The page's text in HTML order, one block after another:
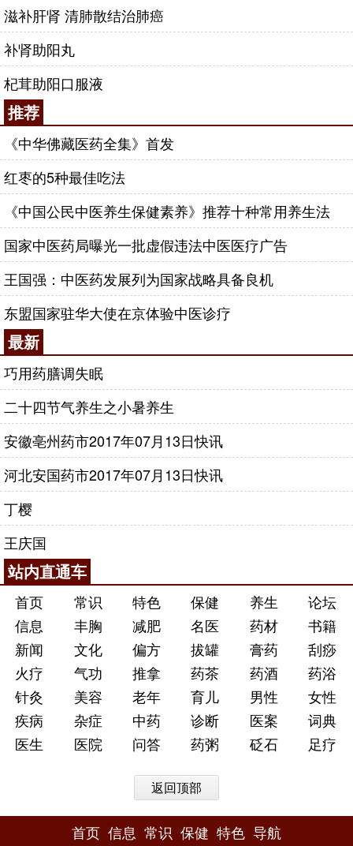
滋补肝肾 清肺散结治肺癌
补肾助阳丸
杞茸助阳口服液
推荐
《中华佛藏医药全集》首发
红枣的5种最佳吃法
《中国公民中医养生保健素养》推荐十种常用养生法
国家中医药局曝光一批虚假违法中医医疗广告
王国强：中医药发展列为国家战略具备良机
东盟国家驻华大使在京体验中医诊疗
最新
巧用药膳调失眠
二十四节气养生之小暑养生
安徽亳州药市2017年07月13日快讯
河北安国药市2017年07月13日快讯
丁樱
王庆国
站内直通车
首页 常识 特色 保健 养生
论坛
信息
丰胸 减肥 名医 药材
书籍
新闻
文化 偏方 拔罐 膏药
刮痧
火疗
气功 推拿 药茶 药酒
药浴
针灸
美容 老年 育儿 男性
女性
疾病
杂症 中药 诊断 医案
词典
医生
医院 问答 药粥 砭石 足疗
返回顶部
首页 信息 常识 保健 特色 导航